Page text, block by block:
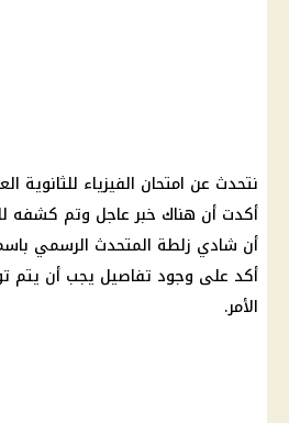
نتحدث عن امتحان الفيزياء للثانوية
أكدت أن هناك خبر عاجل وتم كشفه
أن شادي زلطة المتحدث الرسمي باسم
أكد على وجود تفاصيل يجب أن يتم
الأمر.